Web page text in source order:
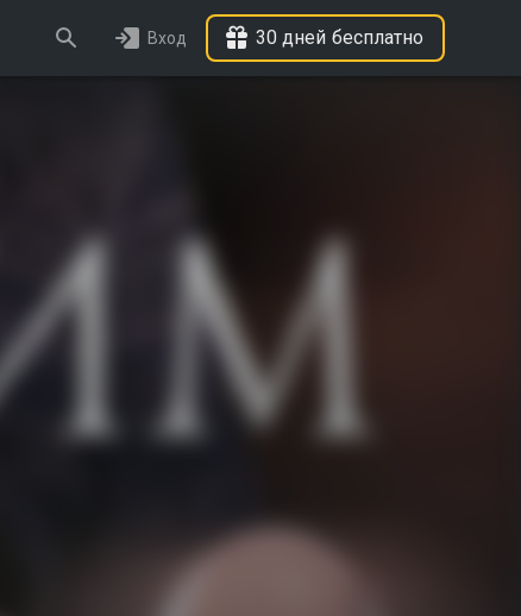
Вход 30 дней бесплатно